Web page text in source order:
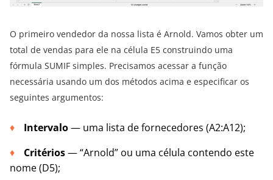
O primeiro vendedor da nossa lista é Arnold. Vamos obter um
total de vendas para ele na célula E5 construindo uma
fórmula SUMIF simples. Precisamos acessar a função
necessária usando um dos métodos acima e especificar os
seguintes argumentos:
Intervalo— uma lista de fornecedores (A2:A12);
Critérios— “Arnold” ou uma célula contendo este
nome (D5);